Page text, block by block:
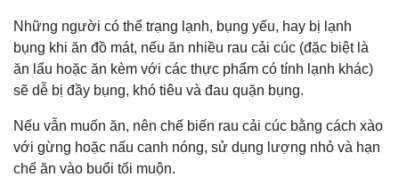
Những người có thể trạng lạnh, bụng yếu, hay bị lạnh
bụng khi ăn đồ mát, nếu ăn nhiều rau cải cúc (đặc biệt là
ăn lẩu hoặc ăn kèm với các thực phẩm có tính lạnh khác)
sẽ dễ bị đầy bụng, khó tiêu và đau quặn bụng.
Nếu vẫn muốn ăn, nên chế biến rau cải cúc bằng cách xào
với gừng hoặc nấu canh nóng, sử dụng lượng nhỏ và hạn
chế ăn vào buổi tối muộn.